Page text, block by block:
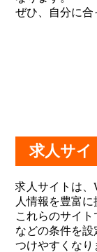
ぜひ、自分に合
求人サ
求人サイトは、
人情報を豊富に
これらのサイ
などの条件を
つけやすくなり